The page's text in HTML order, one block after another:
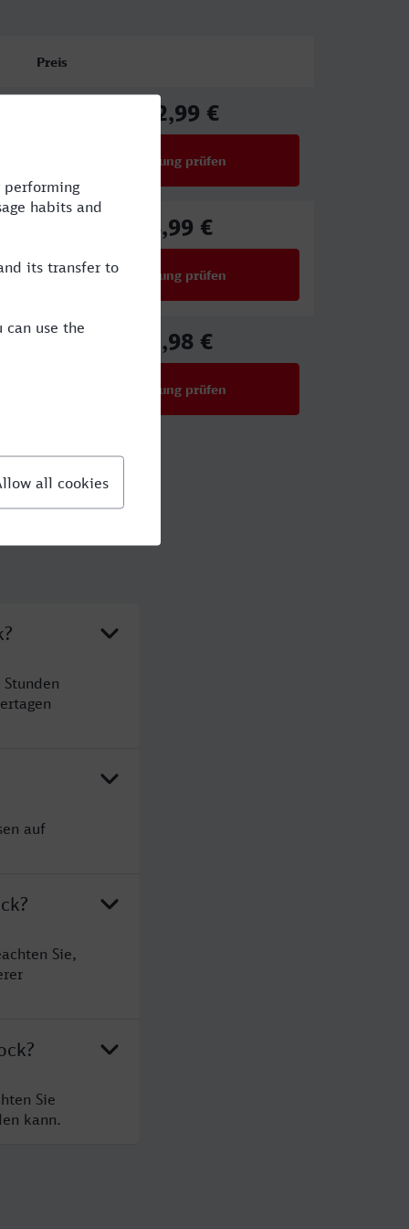
Preis
102,99 €
Verbindung prüfen
88,99 €
Verbindung prüfen
75,98 €
Verbindung prüfen
auf
Sie,
Sie
kann.